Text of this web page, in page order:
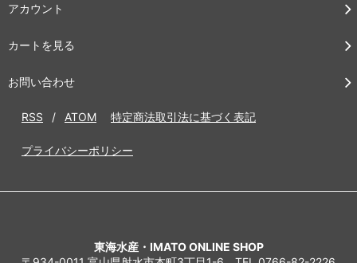
アカウント
カートを見る
お問い合わせ
RSS / ATOM 特定商法取引法に基づく表記
プライバシーポリシー
東海水産・IMATO ONLINE SHOP